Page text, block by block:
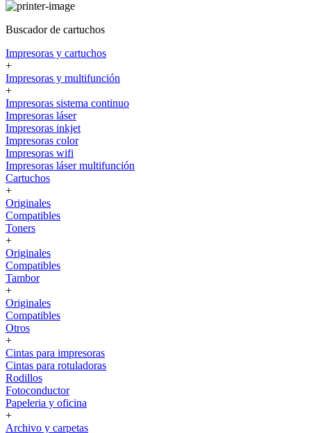
Buscador de cartuchos
Impresoras y cartuchos
+
Impresoras y multifunción
+
Impresoras sistema continuo
Impresoras láser
Impresoras inkjet
Impresoras color
Impresoras wifi
Impresoras láser multifunción
Cartuchos
+
Originales
Compatibles
Toners
+
Originales
Compatibles
Tambor
+
Originales
Compatibles
Otros
+
Cintas para impresoras
Cintas para rotuladoras
Rodillos
Fotoconductor
Papeleria y oficina
+
Archivo y carpetas